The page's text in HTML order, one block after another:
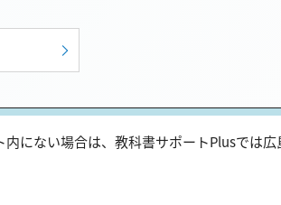
にない場合は、教科書サポートPlusでは